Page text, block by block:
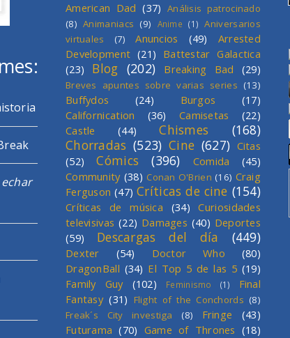
echar
American Dad (37) Análisis patrocinado
(8) Animaniacs (9) Anime (1) Aniversarios
virtuales
(7) Anuncios (49)
Arrested
Development (21) Battestar Galactica
(23)
Blog (202) Breaking Bad (29)
Breves apuntes sobre varias series (13)
Buffydos (24) Burgos
(17)
Californication
(36) Camisetas
(22)
Castle
(44) Chismes
(168)
Chorradas (523) Cine (627) Citas
(52)
Cómics (396) Comida
(45)
Community (38) Conan O'Brien (16) Craig
Ferguson (47) Críticas de cine (154)
Críticas de música (34)
Curiosidades
televisivas (22) Damages (40) Deportes
(59)
Descargas del día (449)
Dexter (54) Doctor Who
(80)
DragonBall (34) El Top 5 de las 5 (19)
Family Guy
(102) Feminismo (1)
Final
Fantasy (31) Flight of the Conchords (8)
Freak´s City investiga
(8) Fringe
(43)
Futurama (70) Game of Thrones (18)